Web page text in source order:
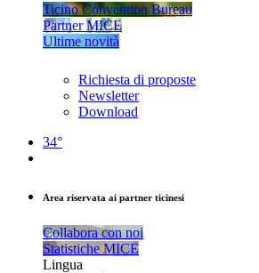
Ticino Convention Bureau
Partner MICE
Ultime novità
Richiesta di proposte
Newsletter
Download
34°
Area riservata ai partner ticinesi
Collabora con noi
Statistiche MICE
Lingua